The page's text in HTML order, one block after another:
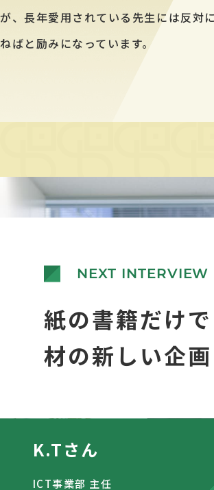
が、長年愛用されている先生には反対
ねばと励みになっています。
NEXT INTERVIEW
紙の書籍だけ
材の新しい企
K.Tさん
ICT事業部 主任